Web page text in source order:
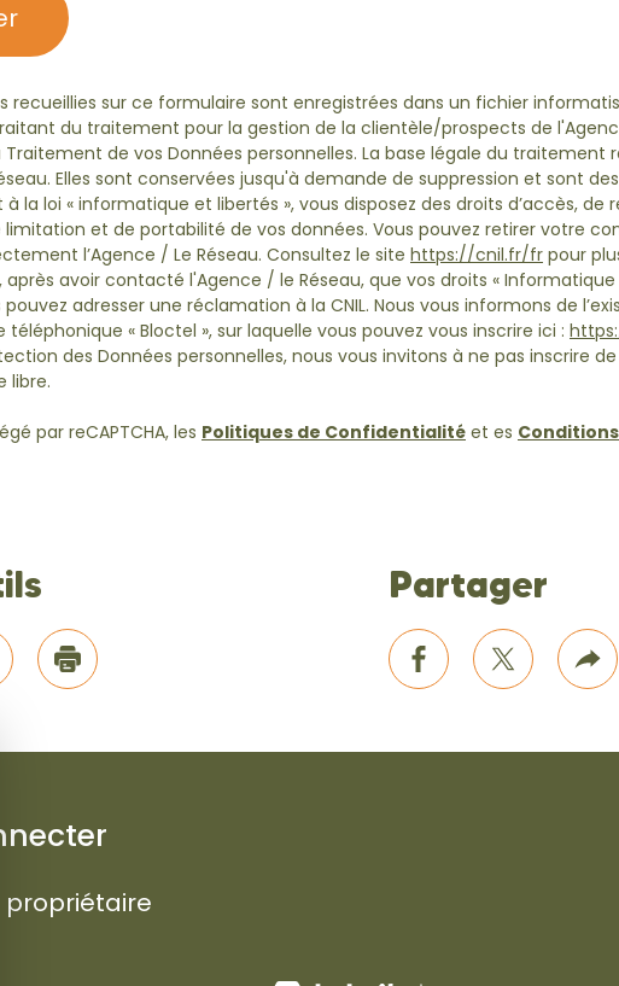
recueillies sur ce formulaire sont enregistrées dans un fichier
du traitement pour la gestion de la clientèle/prospects de
Traitement de vos Données personnelles. La base légale du traitement
Elles sont conservées jusqu'à demande de suppression et sont
la loi « informatique et libertés », vous disposez des droits d’accès,
limitation et de portabilité de vos données. Vous pouvez retirer votre
l’Agence / Le Réseau. Consultez le site https://cnil.fr/fr pour
après avoir contacté l'Agence / le Réseau, que vos droits «
adresser une réclamation à la CNIL. Nous vous informons de
« Bloctel », sur laquelle vous pouvez vous inscrire ici :
des Données personnelles, nous vous invitons à ne pas inscrire
libre.
par reCAPTCHA, les Politiques de Confidentialité et es
Imprimer
Partager
facebooktwitterPlus
de